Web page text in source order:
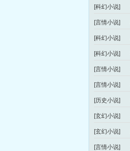
[科幻小说]
[言情小说]
[科幻小说]
[科幻小说]
[言情小说]
[言情小说]
[历史小说]
[玄幻小说]
[玄幻小说]
[言情小说]